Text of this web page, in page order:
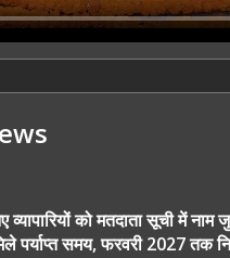
व्यापारियों को मतदाता सूची में नाम
पर्याप्त समय, फरवरी 2027 तक